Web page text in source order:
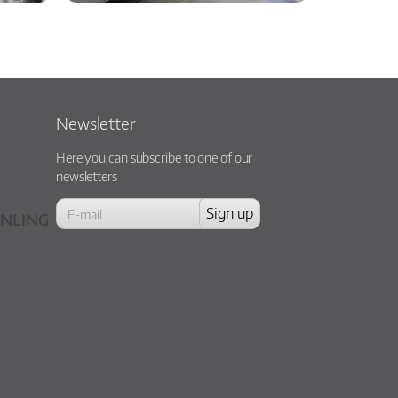
Newsletter
Here you can subscribe to one of our
newsletters